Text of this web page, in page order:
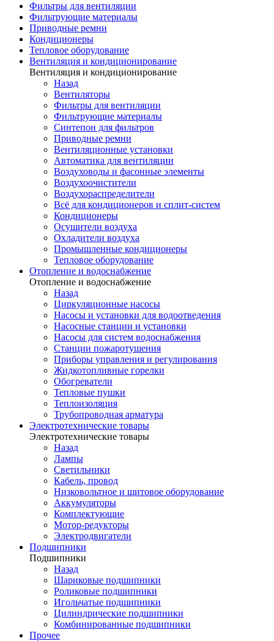
Фильтры для вентиляции
Фильтрующие материалы
Приводные ремни
Кондиционеры
Тепловое оборудование
Вентиляция и кондиционирование
Вентиляция и кондиционирование
Назад
Вентиляторы
Фильтры для вентиляции
Фильтрующие материалы
Синтепон для фильтров
Приводные ремни
Вентиляционные установки
Автоматика для вентиляции
Воздуховоды и фасонные элементы
Воздухоочистители
Воздухораспределители
Всё для кондиционеров и сплит-систем
Кондиционеры
Осушители воздуха
Охладители воздуха
Промышленные кондиционеры
Тепловое оборудование
Отопление и водоснабжение
Отопление и водоснабжение
Назад
Циркуляционные насосы
Насосы и установки для водоотведения
Насосные станции и установки
Насосы для систем водоснабжения
Станции пожаротушения
Приборы управления и регулирования
Жидкотопливные горелки
Обогреватели
Тепловые пушки
Теплоизоляция
Трубопроводная арматура
Электротехнические товары
Электротехнические товары
Назад
Лампы
Светильники
Кабель, провод
Низковольтное и щитовое оборудование
Аккумуляторы
Комплектующие
Мотор-редукторы
Электродвигатели
Подшипники
Подшипники
Назад
Шариковые подшипники
Роликовые подшипники
Игольчатые подшипники
Цилиндрические подшипники
Комбинированные подшипники
Прочее